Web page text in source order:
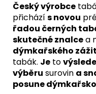
Český výrobce
přicházís novou
řadou černých
skutečné znalcea
dýmkařského
tabák. Je to
výběru surovin a
posune